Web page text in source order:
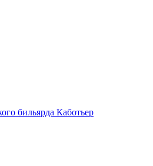
бильярда Каботьер